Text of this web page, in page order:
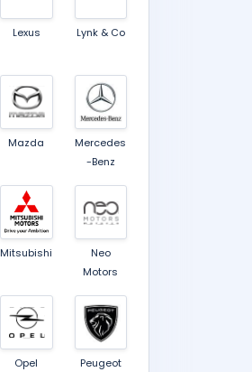
Lexus Lynk & Co
Mazda
Mercedes
-Benz
Mitsubishi
Neo
Motors
Opel Peugeot